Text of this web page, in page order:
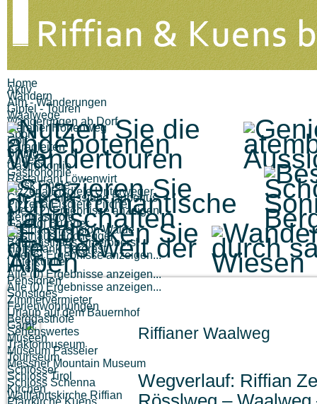
Home
Aktiv
Wandern
Alm - Wanderungen
Gipfel - Touren
Waalwege
Wanderungen ab Dorf
Meraner Höhenweg
Sport
Golf
Paragleiten
Biking
Andere
Gastronomie
Gastronomie
Restaurant Löwenwirt
Kiosk Finele
Pizzeria Eisdiele Unterweger
Cafe Bar Imbisstube Hubertus
Pizzeria Eisdiele Pircher
Alle (12) Ergebnisse anzeigen...
Berggasthöfe
Gasthof Brunner
Gasthaus Pension Walde
Gasthaus Hochegger
Berggasthaus Unteröberst
Hofschank Bergrast
Alle (6) Ergebnisse anzeigen...
Unterkünfte
Hotels
Alle (0) Ergebnisse anzeigen...
Pensionen
Alle (0) Ergebnisse anzeigen...
Sonstiges
Zimmervermieter
Ferienwohnungen
Urlaub auf dem Bauernhof
Berggasthöfe
Garni
Sehenswertes
Museen
Traktormuseum
Museum Passeier
Touriseum
Messner Mountain Museum
Schlösser
Schloss Tirol
Schloss Schenna
Kirchen
Wallfahrtskirche Riffian
Pfarrkirche Kuens
Riffianer Waalweg
Wegverlauf: Riffian